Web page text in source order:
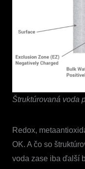
Štruktúrovaná voda
Redox,
OK. A čo so
voda zase iba ďalší